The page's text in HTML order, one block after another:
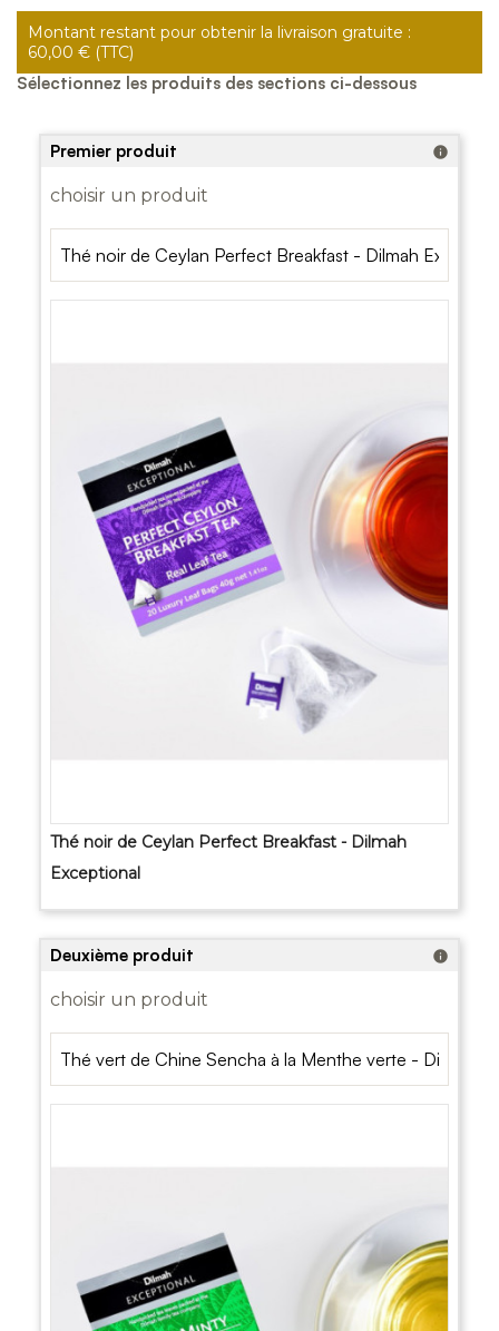
Montant restant pour obtenir la livraison gratuite :
60,00 € (TTC)
Sélectionnez les produits des sections ci-dessous
Premier produit info
choisir un produit
Thé noir de Ceylan Perfect Breakfast - Dilmah
Exceptional
Deuxième produit info
choisir un produit